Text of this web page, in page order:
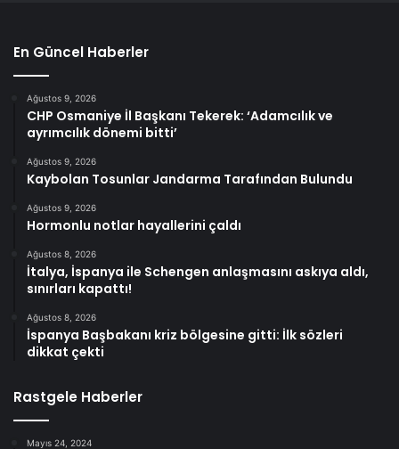
En Güncel Haberler
Ağustos 9, 2026
CHP Osmaniye İl Başkanı Tekerek: ‘Adamcılık ve
ayrımcılık dönemi bitti’
Ağustos 9, 2026
Kaybolan Tosunlar Jandarma Tarafından Bulundu
Ağustos 9, 2026
Hormonlu notlar hayallerini çaldı
Ağustos 8, 2026
İtalya, İspanya ile Schengen anlaşmasını askıya aldı,
sınırları kapattı!
Ağustos 8, 2026
İspanya Başbakanı kriz bölgesine gitti: İlk sözleri
dikkat çekti
Rastgele Haberler
Mayıs 24, 2024